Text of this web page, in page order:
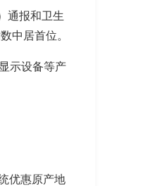
通报和卫生
中居首位。
示设备等产
优惠原产地